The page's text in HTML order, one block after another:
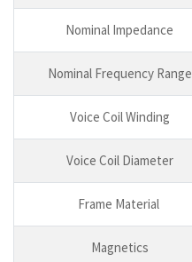
Nominal Impedance
Nominal Frequency Range
Voice Coil Winding
Voice Coil Diameter
Frame Material
Magnetics